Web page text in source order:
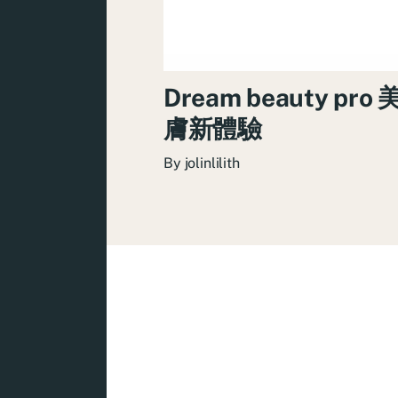
Dream beauty pro
膚新體驗
By jolinlilith